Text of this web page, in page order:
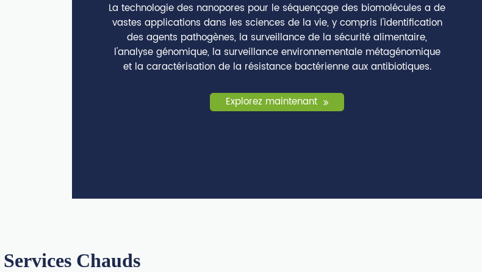
La technologie des nanopores pour le séquençage des biomolécules a de
vastes applications dans les sciences de la vie, y compris l'identification
des agents pathogènes, la surveillance de la sécurité alimentaire,
l'analyse génomique, la surveillance environnementale métagénomique
et la caractérisation de la résistance bactérienne aux antibiotiques.
Explorez maintenant
Services Chauds